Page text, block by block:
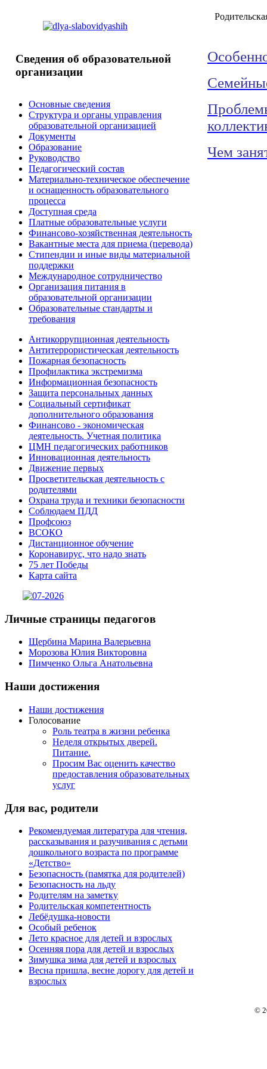
Сведения об образовательной
организации
Основные сведения
Структура и органы управления
образовательной организацией
Документы
Образование
Руководство
Педагогический состав
Материально-техническое обеспечение
и оснащенность образовательного
процесса
Доступная среда
Платные образовательные услуги
Финансово-хозяйственная деятельность
Вакантные места для приема (перевода)
Стипендии и иные виды материальной
поддержки
Международное сотрудничество
Организация питания в
образовательной организации
Образовательные стандарты и
требования
Антикоррупционная деятельность
Антитеррористическая деятельность
Пожарная безопасность
Профилактика экстремизма
Информационная безопасность
Защита персональных данных
Социальный сертификат
дополнительного образования
Финансово - экономическая
деятельность. Учетная политика
ЦМН педагогических работников
Инновационная деятельность
Движение первых
Просветительская деятельность с
родителями
Охрана труда и техники безопасности
Соблюдаем ПДД
Профсоюз
ВСОКО
Дистанционное обучение
Коронавирус, что надо знать
75 лет Победы
Карта сайта
Личные страницы педагогов
Щербина Марина Валерьевна
Морозова Юлия Викторовна
Пимченко Ольга Анатольевна
Наши достижения
Наши достижения
Голосование
Роль театра в жизни ребенка
Неделя открытых дверей.
Питание.
Просим Вас оценить качество
предоставления образовательных
услуг
Для вас, родители
Рекомендуемая литература для чтения,
рассказывания и разучивания с детьми
дошкольного возраста по программе
«Детство»
Безопасность (памятка для родителей)
Безопасность на льду
Родителям на заметку
Родительская компетентность
Лебёдушка-новости
Особый ребенок
Лето красное для детей и взрослых
Осенняя пора для детей и взрослых
Зимушка зима для детей и взрослых
Весна пришла, весне дорогу для детей и
взрослых
Чем
©